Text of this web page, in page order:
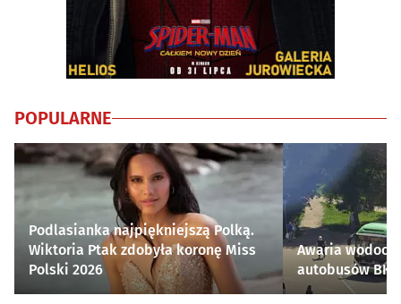
POPULARNE
Podlasianka najpiękniejszą Polką.
Wiktoria Ptak zdobyła koronę Miss
Polski 2026
Awaria
autobusów